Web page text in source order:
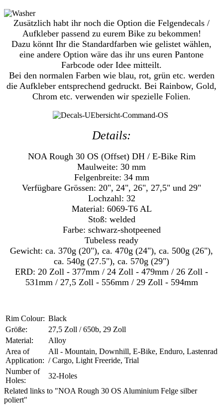
Zusätzlich habt ihr noch die Option die Felgendecals /
Aufkleber passend zu eurem Bike zu bekommen!
Dazu könnt Ihr die Standardfarben wie gelistet wählen,
eine andere Option wäre das ihr uns euren Pantone
Farbcode oder Idee mitteilt.
Bei den normalen Farben wie blau, rot, grün etc. werden
die Aufkleber entsprechend gedruckt. Bei Rainbow, Gold,
Chrom etc. verwenden wir spezielle Folien.
Details:
NOA Rough 30 OS (Offset) DH / E-Bike Rim
Maulweite: 30 mm
Felgenbreite: 34 mm
Verfügbare Grössen: 20", 24", 26", 27,5" und 29"
Lochzahl: 32
Material: 6069-T6 AL
Stoß: welded
Farbe: schwarz-shotpeened
Tubeless ready
Gewicht: ca. 370g (20"), ca. 470g (24"), ca. 500g (26"),
ca. 540g (27.5"), ca. 570g (29")
ERD: 20 Zoll - 377mm / 24 Zoll - 479mm / 26 Zoll -
531mm / 27,5 Zoll - 556mm / 29 Zoll - 594mm
Rim Colour: Black
Größe:
27,5 Zoll / 650b, 29 Zoll
Material:
Alloy
Area of
Application:
All - Mountain, Downhill, E-Bike, Enduro, Lastenrad
/ Cargo, Light Freeride, Trial
Number of
Holes:
32-Holes
Related links to "NOA Rough 30 OS Aluminium Felge silber
poliert"